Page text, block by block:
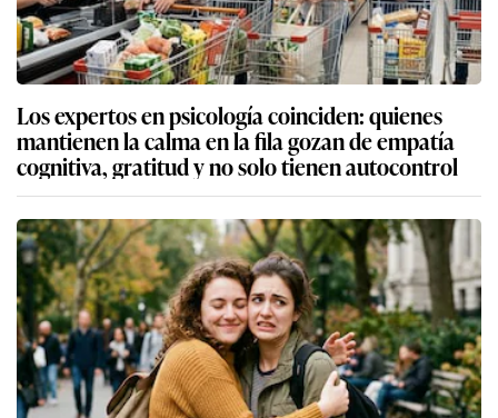
Los expertos en psicología coinciden: quienes
mantienen la calma en la fila gozan de empatía
cognitiva, gratitud y no solo tienen autocontrol